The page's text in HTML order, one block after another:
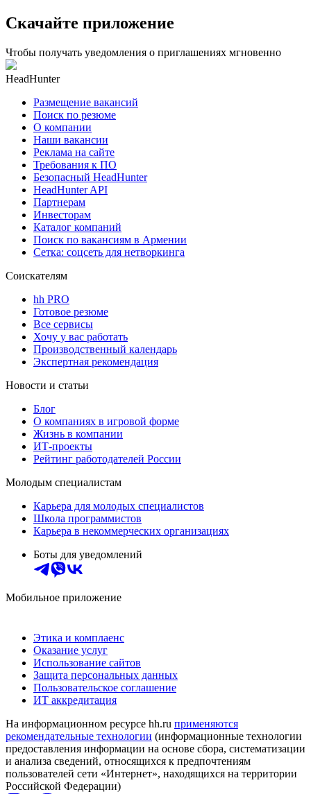
Скачайте приложение
Чтобы получать уведомления о приглашениях мгновенно
HeadHunter
Размещение вакансий
Поиск по резюме
О компании
Наши вакансии
Реклама на сайте
Требования к ПО
Безопасный HeadHunter
HeadHunter API
Партнерам
Инвесторам
Каталог компаний
Поиск по вакансиям в Армении
Сетка: соцсеть для нетворкинга
Соискателям
hh PRO
Готовое резюме
Все сервисы
Хочу у вас работать
Производственный календарь
Экспертная рекомендация
Новости и статьи
Блог
О компаниях в игровой форме
Жизнь в компании
ИТ-проекты
Рейтинг работодателей России
Молодым специалистам
Карьера для молодых специалистов
Школа программистов
Карьера в некоммерческих организациях
Боты для уведомлений
Мобильное приложение
Этика и комплаенс
Оказание услуг
Использование сайтов
Защита персональных данных
Пользовательское соглашение
ИТ аккредитация
На информационном ресурсе hh.ru применяются
рекомендательные технологии (информационные технологии
предоставления информации на основе сбора, систематизации
и анализа сведений, относящихся к предпочтениям
пользователей сети «Интернет», находящихся на территории
Российской Федерации)